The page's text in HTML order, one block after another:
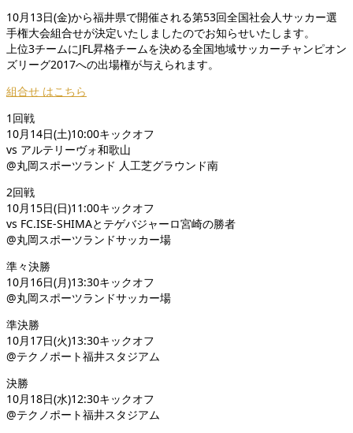
10月13日(金)から福井県で開催される第53回全国社会人サッカー選
手権大会組合せが決定いたしましたのでお知らせいたします。
上位3チームにJFL昇格チームを決める全国地域サッカーチャンピオン
ズリーグ2017への出場権が与えられます。
組合せ はこちら
1回戦
10月14日(土)10:00キックオフ
vs アルテリーヴォ和歌山
@丸岡スポーツランド 人工芝グラウンド南
2回戦
10月15日(日)11:00キックオフ
vs FC.ISE-SHIMAとテゲバジャーロ宮崎の勝者
@丸岡スポーツランドサッカー場
準々決勝
10月16日(月)13:30キックオフ
@丸岡スポーツランドサッカー場
準決勝
10月17日(火)13:30キックオフ
@テクノポート福井スタジアム
決勝
10月18日(水)12:30キックオフ
@テクノポート福井スタジアム